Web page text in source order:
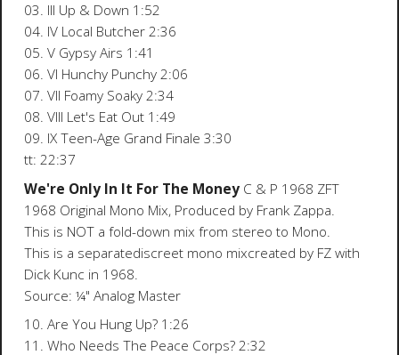
03. III Up & Down 1:52
04. IV Local Butcher 2:36
05. V Gypsy Airs 1:41
06. VI Hunchy Punchy 2:06
07. VII Foamy Soaky 2:34
08. VIII Let's Eat Out 1:49
09. IX Teen-Age Grand Finale 3:30
tt: 22:37
We're Only In It For The MoneyC & P 1968 ZFT
1968 Original Mono Mix, Produced by Frank Zappa.
This is NOT a fold-down mix from stereo to Mono.
This is a separatediscreet mono mixcreated by FZ with
Dick Kunc in 1968.
Source: ¼" Analog Master
10. Are You Hung Up? 1:26
11. Who Needs The Peace Corps? 2:32